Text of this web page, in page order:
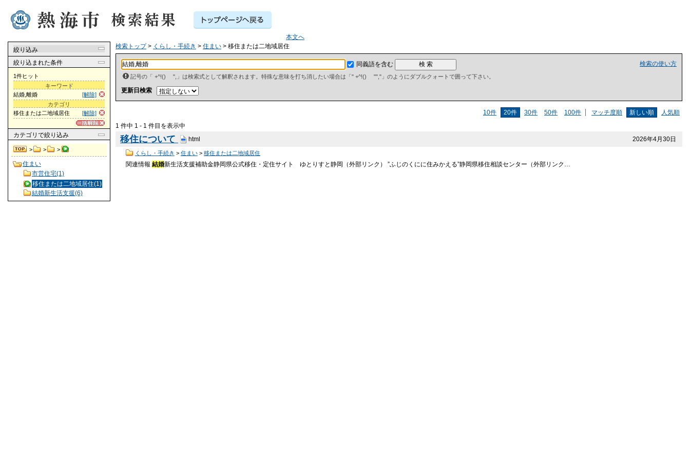
本文へ
絞り込み
絞り込まれた条件
1件ヒット
キーワード
[解除]
結婚,離婚
カテゴリ
[解除]
移住または二地域居住
カテゴリ で絞り込み
> > >
住まい
市営住宅(1)
移住または二地域居住(1)
結婚新生活支援(6)
検索トップ> くらし・手続き > 住まい > 移住または二地域居住
検索の使い方
同義語を含む
記号の「 +^!() ",」は検索式として解釈されます。特殊な意味を打ち消したい場合は「" +^!() "","」のようにダブルクォートで囲って下さい。
更新日検索
10件 20件 30件 50件 100件 マッチ度順 新しい順
人気順
1 件中 1 - 1 件目を表示中
2026年4月30日
移住について html
くらし・手続き > 住まい> 移住または二地域居住
関連情報結婚新生活支援補助金静岡県公式移住・定住サイト ゆとりすと静岡（外部リンク） ”ふじのくにに住みかえる”静岡県移住相談センター（外部リンク…